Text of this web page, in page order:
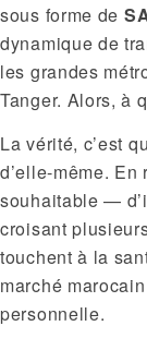
sous forme de
dynamique de
les grandes
Tanger. Alors, à
La vérité, c’est
d’elle-même.
souhaitable —
croisant
touchent à la
marché
personnelle.